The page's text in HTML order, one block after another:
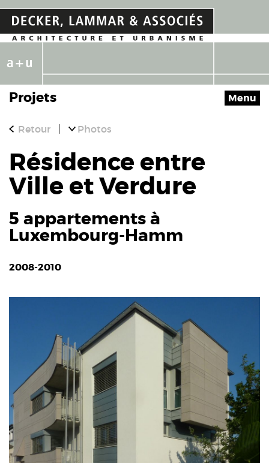
Projets Menu
Retour Photos
Résidence entre
Ville et Verdure
5 appartements à
Luxembourg-Hamm
2008-2010